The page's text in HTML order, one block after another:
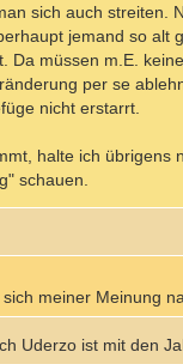
sich auch streiten.
jemand so alt
Da müssen m.E.
per se
nicht erstarrt.
halte ich
schauen.
sich meiner Meinung
Uderzo ist mit den